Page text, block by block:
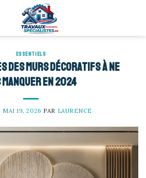
ESSENTIELS
des murs décoratifs à ne
manquer en 2024
MAI 19, 2026 PAR LAURENCE